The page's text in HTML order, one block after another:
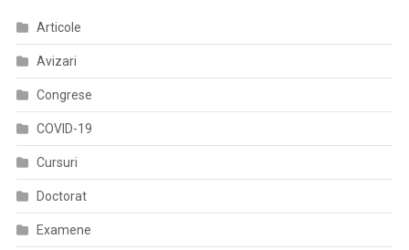
Articole
Avizari
Congrese
COVID-19
Cursuri
Doctorat
Examene